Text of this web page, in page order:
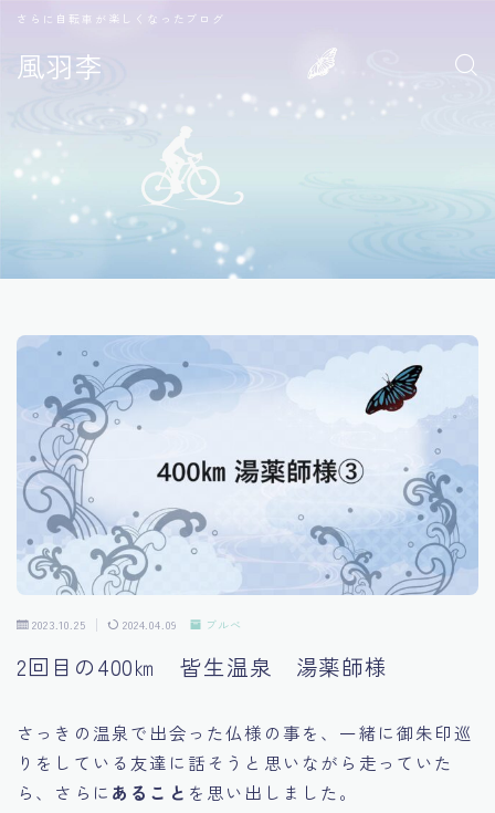
風羽李
さらに自転車が楽しくなったブログ
2023.10.25 2024.04.09 ブルべ
2回目の400㎞ 皆生温泉 湯薬師様
さっきの温泉で出会った仏様の事を、一緒に御朱印巡
りをしている友達に話そうと思いながら走っていた
ら、さらに あること を思い出しました。